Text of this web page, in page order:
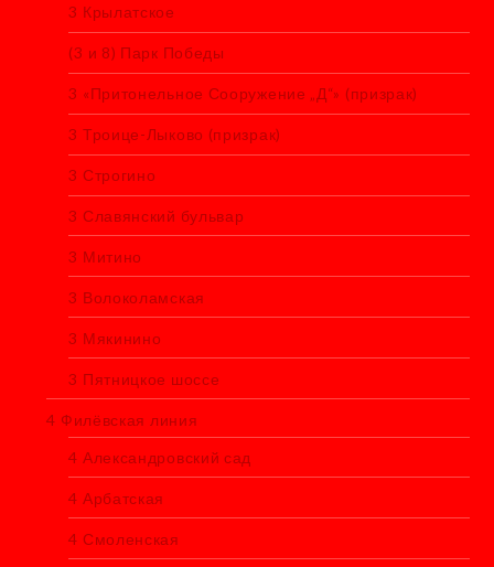
3 Крылатское
(3 и 8) Парк Победы
3 «Притонельное Сооружение „Д“» (призрак)
3 Троице-Лыково (призрак)
3 Строгино
3 Славянский бульвар
3 Митино
3 Волоколамская
3 Мякинино
3 Пятницкое шоссе
4 Филёвская линия
4 Александровский сад
4 Арбатская
4 Смоленская